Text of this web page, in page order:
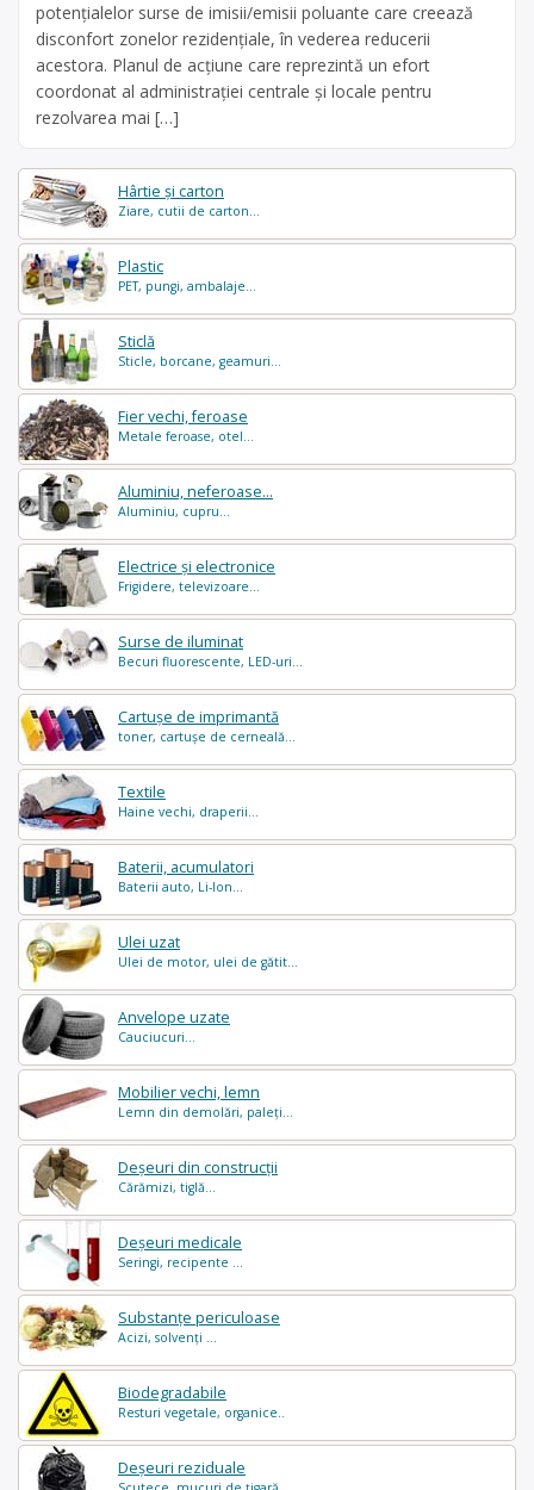
Hârtie și carton
Ziare, cutii de carton...
Plastic
PET, pungi, ambalaje...
Sticlă
Sticle, borcane, geamuri...
Fier vechi, feroase
Metale feroase, otel...
Aluminiu, neferoase...
Aluminiu, cupru...
Electrice și electronice
Frigidere, televizoare...
Surse de iluminat
Becuri fluorescente, LED-uri...
Cartușe de imprimantă
toner, cartușe de cerneală...
Textile
Haine vechi, draperii...
Baterii, acumulatori
Baterii auto, Li-Ion...
Ulei uzat
Ulei de motor, ulei de gătit...
Anvelope uzate
Cauciucuri...
Mobilier vechi, lemn
Lemn din demolări, paleți...
Deșeuri din construcții
Cărămizi, tiglă...
Deșeuri medicale
Seringi, recipente ...
Substanțe periculoase
Acizi, solvenți ...
Biodegradabile
Resturi vegetale, organice..
Deșeuri reziduale
potențialelor surse de imisii/emisii poluante care creează
disconfort zonelor rezidențiale, în vederea reducerii
acestora. Planul de acțiune care reprezintă un efort
coordonat al administrației centrale și locale pentru
rezolvarea mai […]